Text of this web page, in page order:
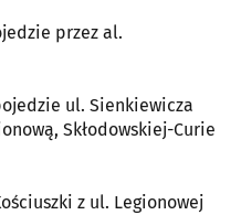
przez al.
ul. Sienkiewicza
Skłodowskiej-Curie
z ul. Legionowej